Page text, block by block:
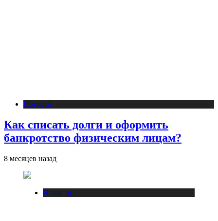
Новости
Как списать долги и оформить
банкротство физическим лицам?
8 месяцев назад
Новости